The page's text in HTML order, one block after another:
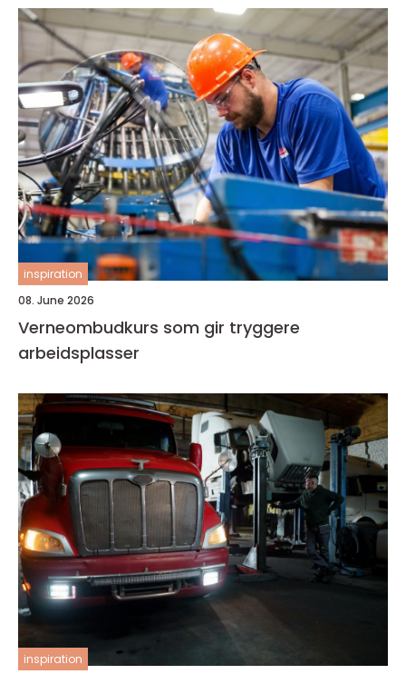
inspiration
08. June 2026
Verneombudkurs som gir tryggere
arbeidsplasser
inspiration